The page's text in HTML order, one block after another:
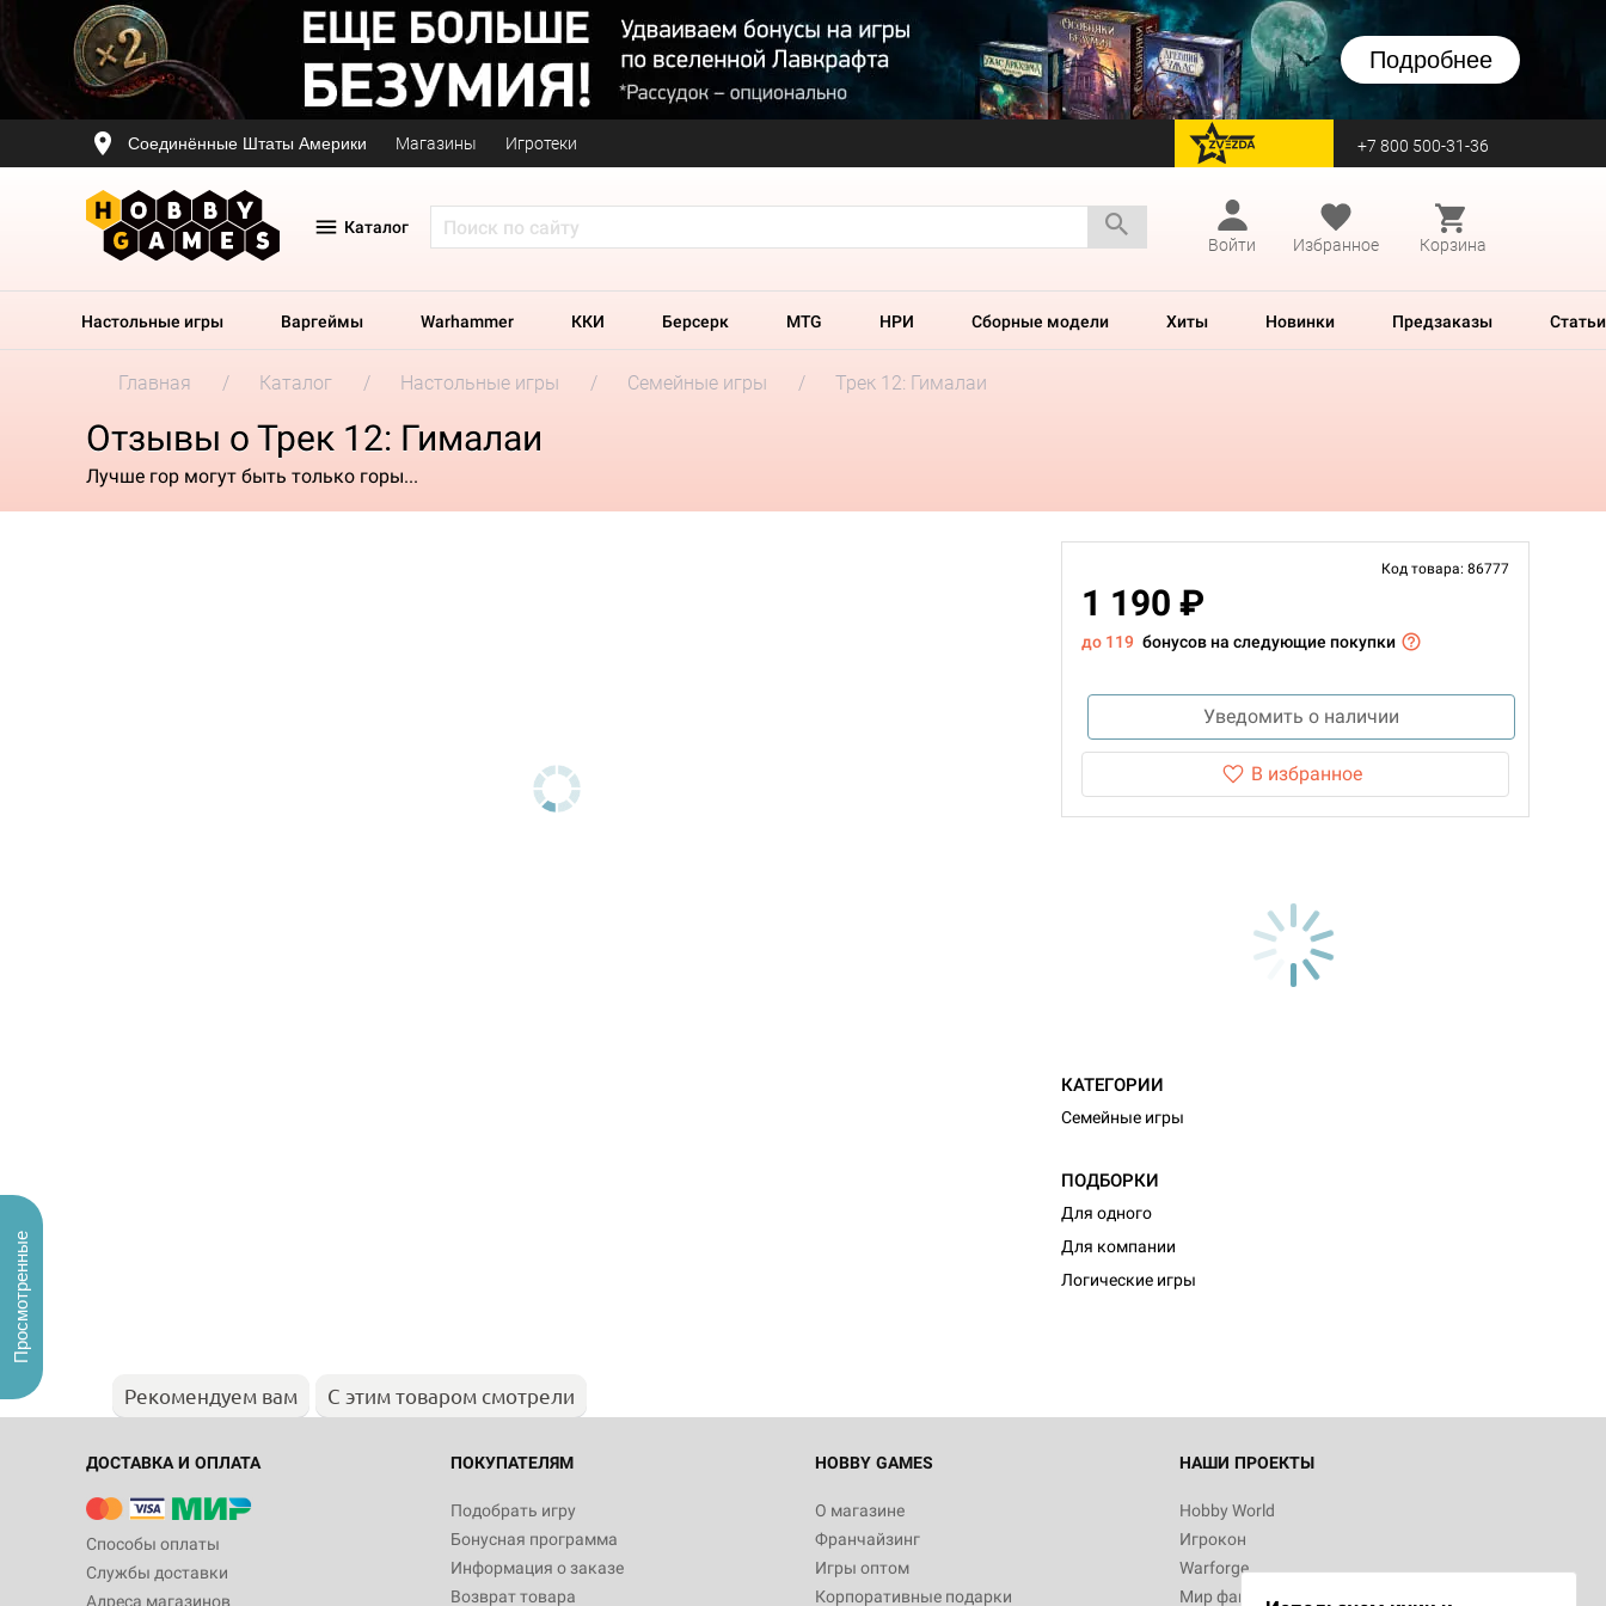
Подробнее
Соединённые Штаты Америки Магазины Игротеки перейти на Zvezda +7 800 500-31-36
Каталог
Войти
Избранное Корзина
Настольные игры Варгеймы Warhammer ККИ Берсерк MTG НРИ Сборные модели Хиты Новинки Предзаказы Статьи
Главная Каталог Настольные игры Семейные игры Трек 12: Гималаи
Отзывы о Трек 12: Гималаи
Лучше гор могут быть только горы...
Код товара: 86777
1 190 ₽
до 119 бонусов на следующие покупки
Уведомить о наличии
В избранное
КАТЕГОРИИ
Семейные игры
ПОДБОРКИ
Для одного
Для компании
Логические игры
Рекомендуем вам С этим товаром смотрели
ДОСТАВКА И ОПЛАТА
Способы оплаты
Службы доставки
Адреса магазинов
ПОКУПАТЕЛЯМ
Подобрать игру
Бонусная программа
Информация о заказе
Возврат товара
HOBBY GAMES
О магазине
Франчайзинг
Игры оптом
Корпоративные подарки
НАШИ ПРОЕКТЫ
Hobby World
Игрокон
Warforge
Мир фантастики
Просмотренные
Настольная игра Hobby World Журнал
"Мир фантастики. Спецвыпуск: Братья
империи: Боевая тревога
799
Настольная игра Hobby World Сумерки
империи. Четвёртая редакция: Грозовой
Рубеж